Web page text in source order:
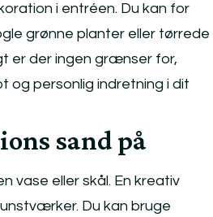
i entréen. Du kan for
grønne planter eller tørrede
er der ingen grænser for,
og personlig indretning i dit
sand på
vase eller skål. En kreativ
Du kan bruge